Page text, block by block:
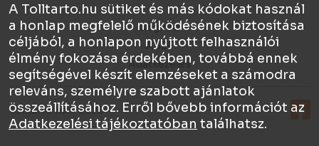
Céginfo
ÁSZF
Adatkezelés
Tolltartó.hu © 2026
A Tolltarto.hu sütiket és más kódokat használ
a honlap megfelelő működésének biztosítása
céljából, a honlapon nyújtott felhasználói
élmény fokozása érdekében, továbbá ennek
segítségével készít elemzéseket a számodra
releváns, személyre szabott ajánlatok
összeállításához. Erről bővebb információt az
Adatkezelési tájékoztatóban találhatsz.